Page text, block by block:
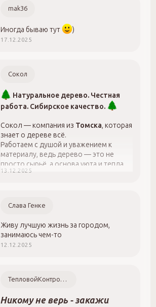
- Закрыть вопросы с проверкой СРО,
- Повысить квалификацию, ОТ и ТБ
Обращайтесь, 8-923-775-07-97
mak36
Иногда бываю тут )
17.12.2025
Сокол
Натуральное дерево. Честная
работа. Сибирское качество.
Сокол — компания из Томска, которая
знает о дереве всё.
Работаем с душой и уважением к
материалу, ведь дерево — это не
просто сырьё, а основа уюта и тепла.
13.12.2025
Слава Генке
Живу лучшую жизнь за городом,
занимаюсь чем-то
12.12.2025
ТепловойКонтроль.РФ
Никому не верь - закажи